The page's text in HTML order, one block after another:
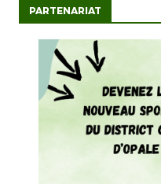
PARTENARIAT